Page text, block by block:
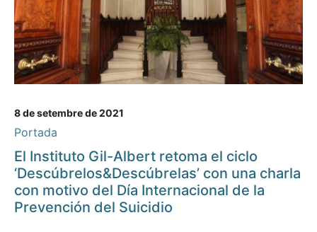
8 de setembre de 2021
Portada
El Instituto Gil-Albert retoma el ciclo
‘Descúbrelos&Descúbrelas’ con una charla
con motivo del Día Internacional de la
Prevención del Suicidio